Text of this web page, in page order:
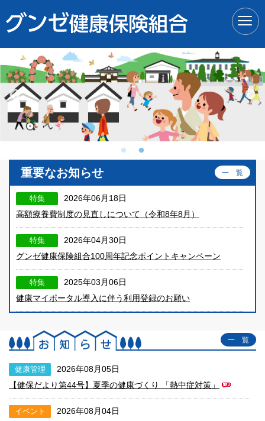
重要なお知らせ 一 覧
特集
2026年06月18日
高額療養費制度の見直しについて（令和8年8月）
特集
2026年04月30日
グンゼ健康保険組合100周年記念ポイントキャンペーン
特集
2025年03月06日
健康マイポータル導入に伴う利用登録のお願い
一 覧
健康管理
2026年08月05日
【健保だより第44号】夏季の健康づくり 「熱中症対策」
イベント
2026年08月04日